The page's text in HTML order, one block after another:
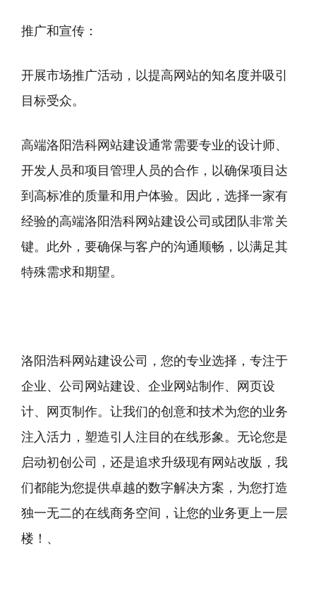
推广和宣传：
开展市场推广活动，以提高网站的知名度并吸引
目标受众。
高端洛阳浩科网站建设通常需要专业的设计师、
开发人员和项目管理人员的合作，以确保项目达
到高标准的质量和用户体验。因此，选择一家有
经验的高端洛阳浩科网站建设公司或团队非常关
键。此外，要确保与客户的沟通顺畅，以满足其
特殊需求和期望。
洛阳浩科网站建设公司，您的专业选择，专注于
企业、公司网站建设、企业网站制作、网页设
计、网页制作。让我们的创意和技术为您的业务
注入活力，塑造引人注目的在线形象。无论您是
启动初创公司，还是追求升级现有网站改版，我
们都能为您提供卓越的数字解决方案，为您打造
独一无二的在线商务空间，让您的业务更上一层
楼！、